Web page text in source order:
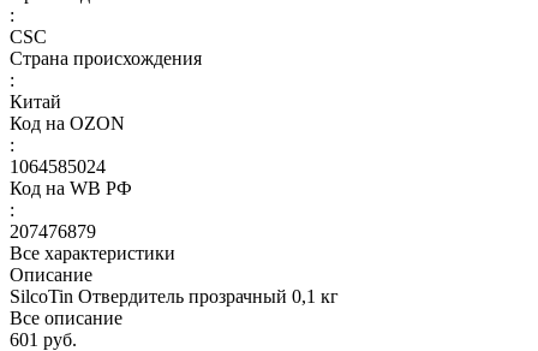
:
CSC
Страна происхождения
:
Китай
Код на OZON
:
1064585024
Код на WB РФ
:
207476879
Все характеристики
Описание
SilcoTin Отвердитель прозрачный 0,1 кг
Все описание
601 руб.